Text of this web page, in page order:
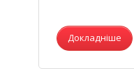
Докладніше